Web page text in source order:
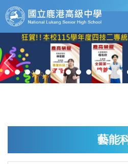
跳
到
主
內
容
區
藝能